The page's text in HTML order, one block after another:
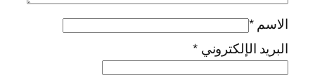
الاسم*
البريد الإلكتروني *